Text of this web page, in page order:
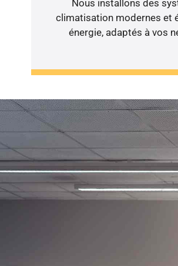
Nous installons des
climatisation modernes et
énergie, adaptés à vos